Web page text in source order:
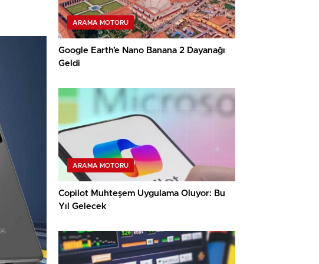
ARAMA MOTORU
Google Earth’e Nano Banana 2 Dayanağı
Geldi
ARAMA MOTORU
Copilot Muhteşem Uygulama Oluyor: Bu
Yıl Gelecek